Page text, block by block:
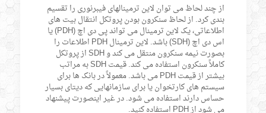
از چند لحاظ می توان لاین ترمینالهای فیبرنوری را تقسیم
بندی کرد. از لحاظ سنکرون بودن پروتکل انتقال بیت های
اطلاعاتی، یک لاین ترمینال می تواند پی دی اچ (PDH) یا
اس دی اچ (SDH) باشد. لاین ترمینال PDH اطلاعات را
بصورت نیمه سنکرون منتقل می کند و SDH از پروتکل
کاملاً سنکرون استفاده می کند. قیمت SDH به مراتب
بیشتر از قیمت PDH می باشد. معمولاً در بانک ها برای
سیستم های کارتخوان یا برای سازمانهایی که دیتای بسیار
حساس دارند استفاده می شود. در غیر اینصورت پیشنهاد
می شود از PDH استفاده کنید.